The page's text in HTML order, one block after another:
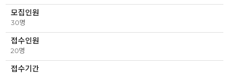
모집인원
30명
접수인원
20명
접수기간